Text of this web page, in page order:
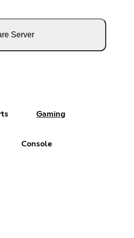
Server
Gaming
Console